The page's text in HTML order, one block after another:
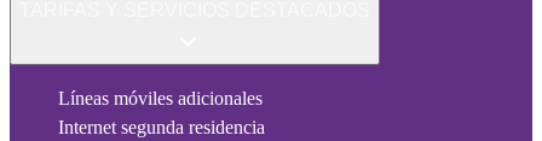
Líneas móviles adicionales
Internet segunda residencia